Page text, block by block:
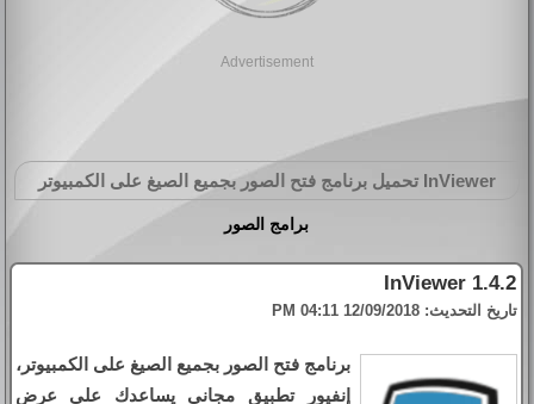
Advertisement
InViewer تحميل برنامج فتح الصور بجميع الصيغ على الكمبيوتر
برامج الصور
InViewer 1.4.2
تاريخ التحديث: 12/09/2018 04:11 PM
برنامج فتح الصور بجميع الصيغ على الكمبيوتر،
إنفيور تطبيق مجاني يساعدك على عرض